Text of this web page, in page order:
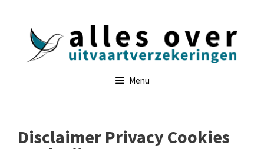
Menu
Disclaimer Privacy Cookies